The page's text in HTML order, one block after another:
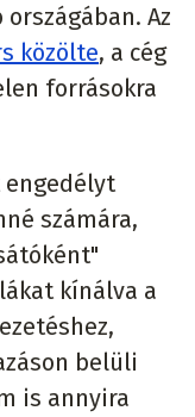
Az
közölte, a cég
forrásokra
engedélyt
számára,
kínálva a
belüli
is annyira